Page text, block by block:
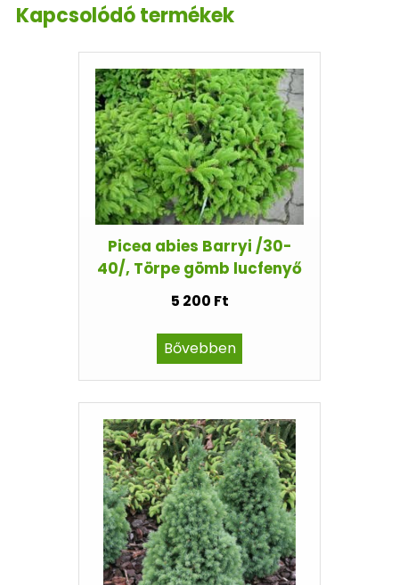
Kapcsolódó termékek
Picea abies Barryi /30-
40/, Törpe gömb lucfenyő
5 200 Ft
Bővebben